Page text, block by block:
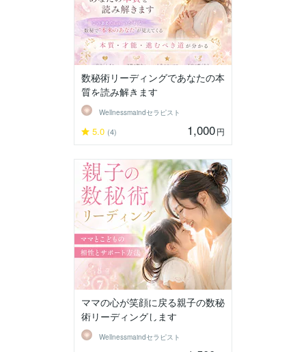
数秘術リーディングであなたの本
質を読み解きます
Wellnessmaindセラピスト
5.0 (4) 1,000円
ママの心が笑顔に戻る親子の数秘
術リーディングします
Wellnessmaindセラピスト